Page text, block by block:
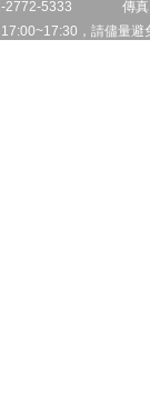
02-2772-5333 傳
，請儘量